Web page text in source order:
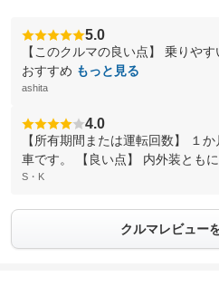
5.0
【このクルマの良い点】 乗りや
おすすめ もっと見る
ashita
4.0
【所有期間または運転回数】 １
車です。 【良い点】 内外装ともに
S・K
クルマレビュー